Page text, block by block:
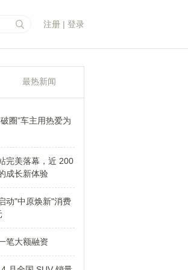
注册 | 登录
最热新闻
圈”车主用热爱为
完美落幕，近 200
成长新体验
动"中原焕新"消费
笔大额融资